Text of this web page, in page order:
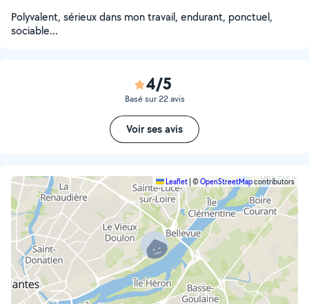
Polyvalent, sérieux dans mon travail, endurant, ponctuel,
sociable...
4/5
Basé sur 22 avis
Voir ses avis
Leaflet ©OpenStreetMapcontributors